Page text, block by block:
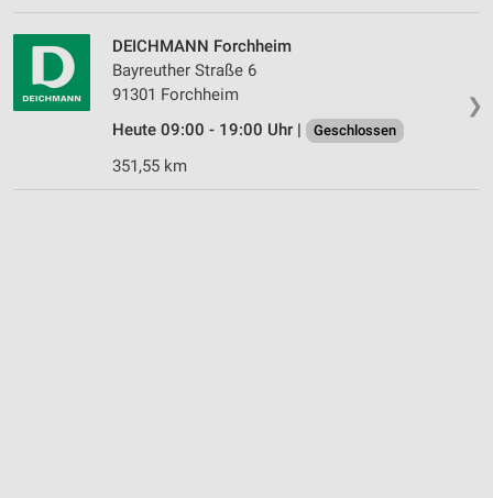
❯
DEICHMANN Forchheim
Bayreuther Straße 6
91301 Forchheim
Heute 09:00 - 19:00 Uhr |
Geschlossen
351,55 km